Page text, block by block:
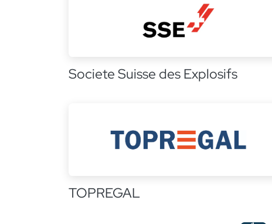
Societe Suisse des Explosifs
TOPREGAL